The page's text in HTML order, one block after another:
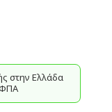
στην Ελλάδα
ΦΠΑ